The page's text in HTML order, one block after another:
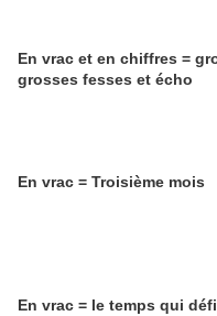
En vrac et en chiffres =
grosses fesses et écho
En vrac = Troisième mois
En vrac = le temps qui